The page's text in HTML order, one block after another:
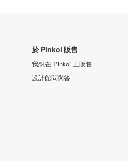
於 Pinkoi 販售
我想在 Pinkoi 上販售
設計館問與答